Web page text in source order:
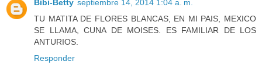
Bibi-Betty septiembre 14, 2014 1:04 a. m.
TU MATITA DE FLORES BLANCAS, EN MI PAIS, MEXICO
SE LLAMA, CUNA DE MOISES. ES FAMILIAR DE LOS
ANTURIOS.
Responder